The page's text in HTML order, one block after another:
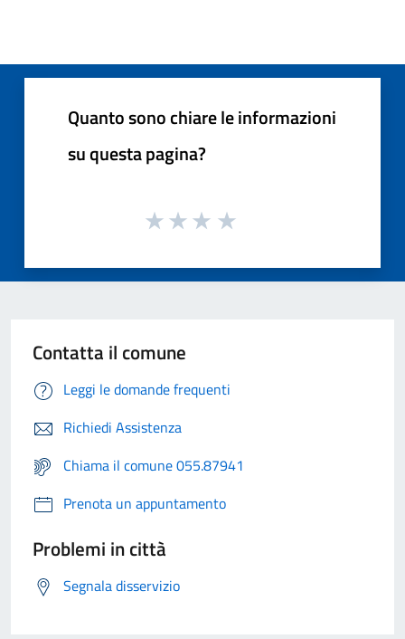
Quanto sono chiare le informazioni
su questa pagina?
Contatta il comune
Leggi le domande frequenti
Richiedi Assistenza
Chiama il comune 055.87941
Prenota un appuntamento
Problemi in città
Segnala disservizio